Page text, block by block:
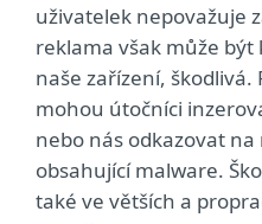
uživatelek nepovažuje
reklama však může
naše zařízení,
mohou útočníci
nebo nás odkazovat
obsahující malware.
také ve větších a